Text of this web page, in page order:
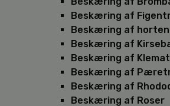
Beskæring af
Beskæring af
Beskæring af
Beskæring af
Beskæring af
Beskæring af
Beskæring af Roser